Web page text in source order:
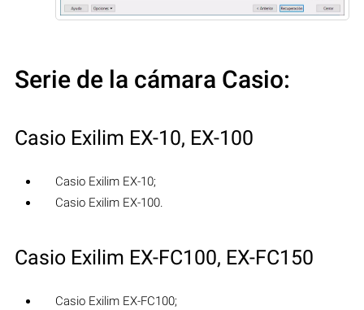
Serie de la cámara Casio:
Casio Exilim EX-10, EX-100
Casio Exilim EX-10;
Casio Exilim EX-100.
Casio Exilim EX-FC100, EX-FC150
Casio Exilim EX-FC100;